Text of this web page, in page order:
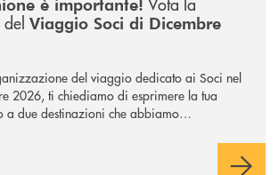
Viaggio Soci di Dicembre
del viaggio dedicato ai Soci nel
2026, ti chiediamo di esprimere la tua
a due destinazioni che abbiamo